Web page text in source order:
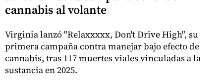
cannabis al volante
Virginia lanzó "Relaxxxxx, Don't Drive High", su
primera campaña contra manejar bajo efecto de
cannabis, tras 117 muertes viales vinculadas a la
sustancia en 2025.